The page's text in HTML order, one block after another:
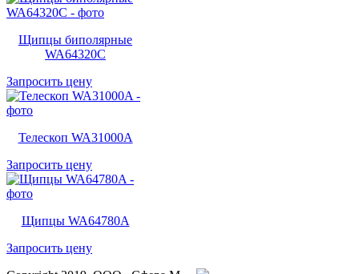
Щипцы биполярные
WA64320C
Запросить цену
Телескоп WA31000A
Запросить цену
Щипцы WA64780A
Запросить цену